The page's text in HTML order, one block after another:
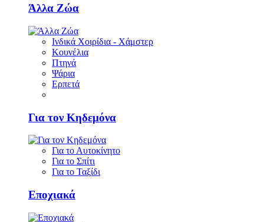
Άλλα Ζώα
Ινδικά Χοιρίδια - Χάμστερ
Κουνέλια
Πτηνά
Ψάρια
Ερπετά
Για τον Κηδεμόνα
Για το Αυτοκίνητο
Για το Σπίτι
Για το Ταξίδι
Εποχιακά